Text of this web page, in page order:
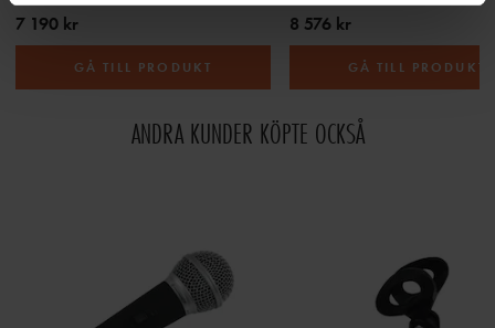
7 190 kr
GÅ TILL PRODUKT
8 576 kr
GÅ TILL PRODUKT
ANDRA KUNDER KÖPTE OCKSÅ